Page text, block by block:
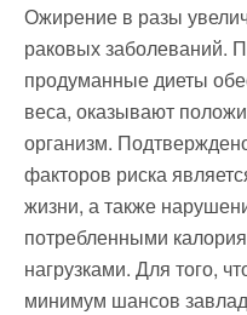
Ожирение в разы
раковых заболеваний.
продуманные диеты
веса, оказывают
организм.
факторов риска
жизни, а также
потребленными
нагрузками. Для того,
минимум шансов